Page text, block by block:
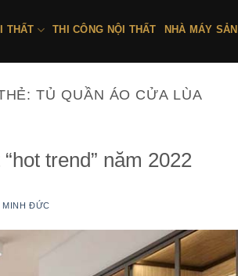
THẤT THI CÔNG NỘI THẤT NHÀ MÁY
TỦ QUẦN ÁO CỬA LÙA
trend” năm 2022
MINH ĐỨC